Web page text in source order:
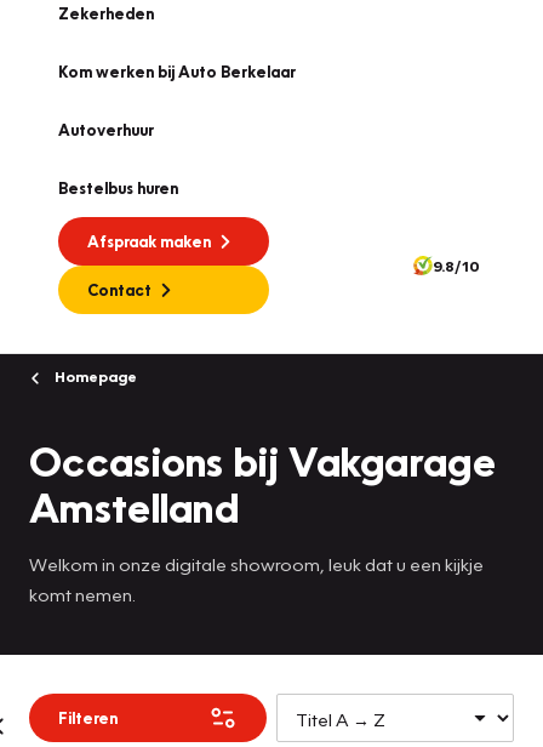
Zekerheden
Kom werken bij Auto Berkelaar
Autoverhuur
Bestelbus huren
Afspraak maken
Contact
9.8/10
Homepage
Occasions bij Vakgarage
Amstelland
Welkom in onze digitale showroom, leuk dat u een kijkje
komt nemen.
Filteren